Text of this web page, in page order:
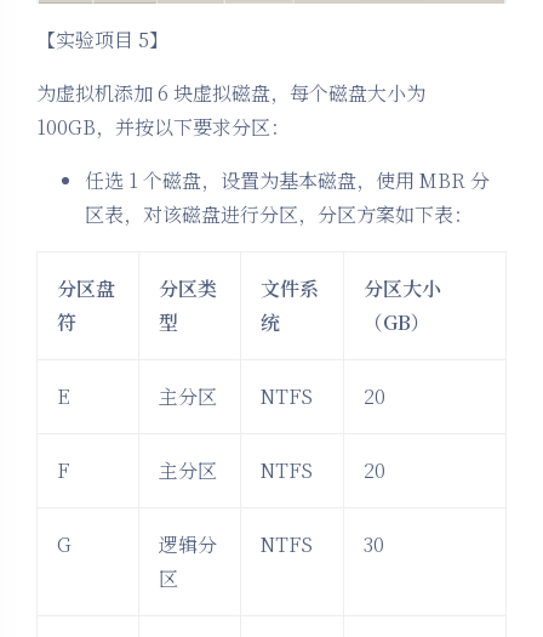
【实验项目 5】
为虚拟机添加 6 块虚拟磁盘，每个磁盘大小为
100GB，并按以下要求分区：
任选 1 个磁盘，设置为基本磁盘，使用 MBR 分
区表，对该磁盘进行分区，分区方案如下表：
分区盘
符
分区类
型
文件系
统
分区大小
（GB）
E 主分区 NTFS 20
F 主分区 NTFS 20
G
逻辑分
区
NTFS 30